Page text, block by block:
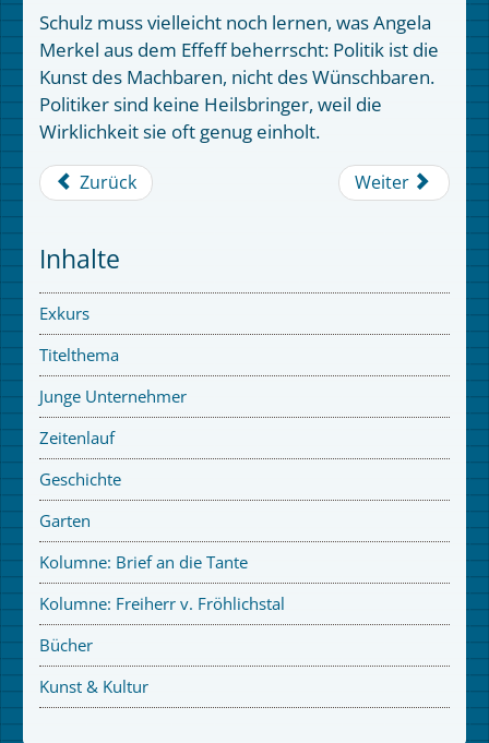
Schulz muss vielleicht noch lernen, was Angela
Merkel aus dem Effeff beherrscht: Politik ist die
Kunst des Machbaren, nicht des Wünschbaren.
Politiker sind keine Heilsbringer, weil die
Wirklichkeit sie oft genug einholt.
Zurück Weiter
Inhalte
Exkurs
Titelthema
Junge Unternehmer
Zeitenlauf
Geschichte
Garten
Kolumne: Brief an die Tante
Kolumne: Freiherr v. Fröhlichstal
Bücher
Kunst & Kultur